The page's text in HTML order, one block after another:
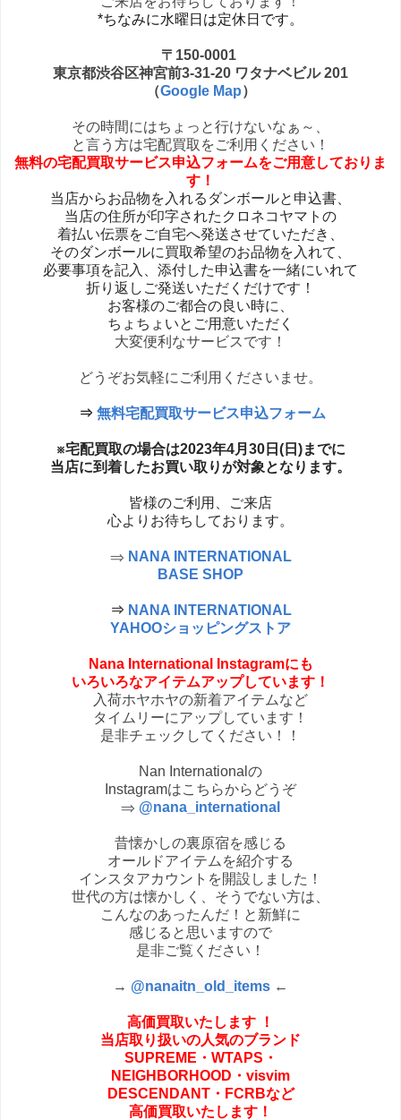
*ちなみに水曜日は定休日です。
〒150-0001
東京都渋谷区神宮前3-31-20 ワタナベビル 201
（Google Map）
その時間にはちょっと行けないなぁ～、
と言う方は宅配買取をご利用ください！
無料の宅配買取サービス申込フォームをご用意しておりま
す！
当店からお品物を入れるダンボールと申込書、
当店の住所が印字されたクロネコヤマトの
着払い伝票をご自宅へ発送させていただき、
そのダンボールに買取希望のお品物を入れて、
必要事項を記入、添付した申込書を一緒にいれて
折り返しご発送いただくだけです！
お客様のご都合の良い時に、
ちょちょいとご用意いただく
大変便利なサービスです！
どうぞお気軽にご利用くださいませ。
⇒ 無料宅配買取サービス申込フォーム
※宅配買取の場合は2023年4月30日(日 )までに
当店に到着したお買い取りが対象となります。
皆様のご利用、ご来店
心よりお待ちしております。
⇒ NANA INTERNATIONAL
BASE SHOP
⇒ NANA INTERNATIONAL
YAHOOショッピングストア
Nana International Instagramにも
いろいろなアイテムアップしています！
入荷ホヤホヤの新着アイテムなど
タイムリーにアップしています！
是非チェックしてください！！
Nan Internationalの
Instagramはこちらからどうぞ
⇒ @nana_international
昔懐かしの裏原宿を感じる
オールドアイテムを紹介する
インスタアカウントを開設しました！
世代の方は懐かしく、そうでない方は、
こんなのあったんだ！と新鮮に
感じると思いますので
是非ご覧ください！
→ @nanaitn_old_items ←
高価買取いたします ！
当店取り扱いの人気のブランド
SUPREME・ WTAPS・
NEIGHBORHOOD・ visvim
DESCENDANT・FCRBなど
高価買取いたします！